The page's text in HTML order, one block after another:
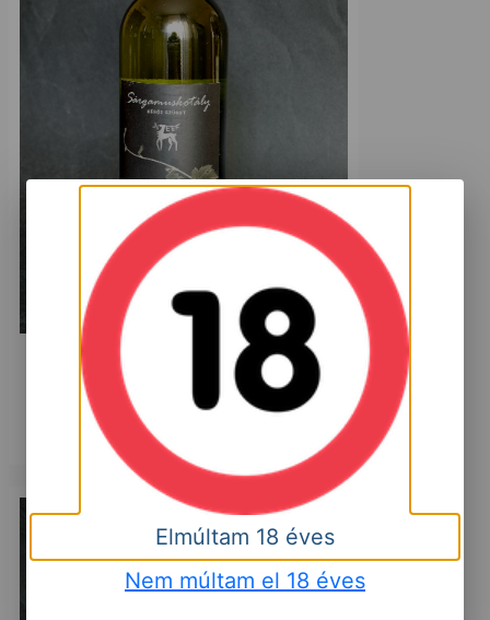
Mátrai Sárgamuskotály Késői szüret 2011
HUF
Száraz
Elmúltam 18 éves
Nem múltam el 18 éves